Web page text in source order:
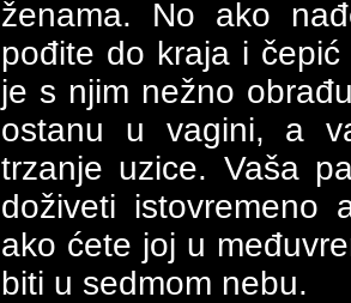
ženama. No ako
pođite do kraja i
je s njim nežno
ostanu u vagini, a
trzanje uzice. Vaša
doživeti istovremeno
ako ćete joj u
biti u sedmom nebu.